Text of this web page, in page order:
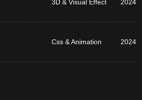
3D & Visual Effect 2024
Css & Animation 2024